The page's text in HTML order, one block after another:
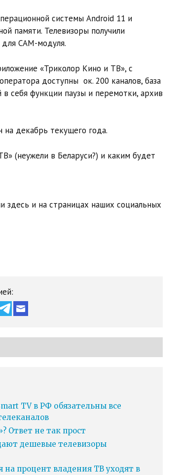
системы Android 11 и
памяти. Телевизоры получили
CAM-модуля.
«Триколор Кино и ТВ», с
доступны ок. 200 каналов, база
себя функции паузы и перемотки, архив
на декабрь текущего года.
(неужели в Беларуси?) и каким будет
и на страницах наших социальных
TV в РФ обязательны все
Ответ не так прост
дешевые телевизоры
на процент владения ТВ уходят в